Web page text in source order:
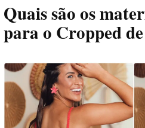
Quais são os
para o Cropped